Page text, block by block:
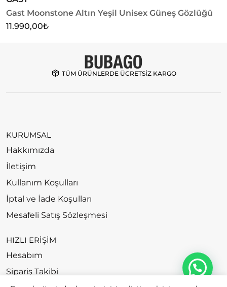
Gast Moonstone Altın Yeşil Unisex Güneş Gözlüğü
11.990,00₺
TÜM ÜRÜNLERDE ÜCRETSİZ KARGO
KURUMSAL
Hakkımızda
İletişim
Kullanım Koşulları
İptal ve İade Koşulları
Mesafeli Satış Sözleşmesi
HIZLI ERİŞİM
Hesabım
Sipariş Takibi